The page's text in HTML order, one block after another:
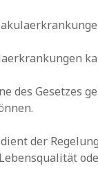
des Gesetzes
der